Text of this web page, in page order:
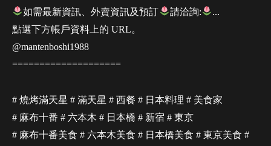
如需最新資訊、外賣資訊及預訂
請洽詢:
...
點選下方帳戶資料上的 URL。
@mantenboshi1988
====================
# 燒烤滿天星 # 滿天星 # 西餐 # 日本料理 # 美食家
# 麻布十番 # 六本木 # 日本橋 # 新宿 # 東京
# 麻布十番美食 # 六本木美食 # 日本橋美食 # 東京美食 #